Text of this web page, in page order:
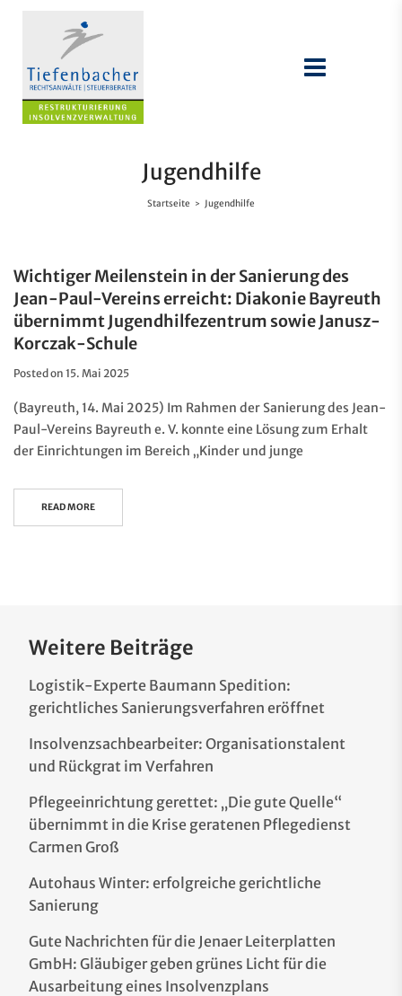
Jugendhilfe
Startseite > Jugendhilfe
Wichtiger Meilenstein in der Sanierung des
Jean-Paul-Vereins erreicht: Diakonie Bayreuth
übernimmt Jugendhilfezentrum sowie Janusz-
Korczak-Schule
Posted on 15. Mai 2025
(Bayreuth, 14. Mai 2025) Im Rahmen der Sanierung des Jean-
Paul-Vereins Bayreuth e. V. konnte eine Lösung zum Erhalt
der Einrichtungen im Bereich „Kinder und junge
READ MORE
Weitere Beiträge
Logistik-Experte Baumann Spedition:
gerichtliches Sanierungsverfahren eröffnet
Insolvenzsachbearbeiter: Organisationstalent
und Rückgrat im Verfahren
Pflegeeinrichtung gerettet: „Die gute Quelle“
übernimmt in die Krise geratenen Pflegedienst
Carmen Groß
Autohaus Winter: erfolgreiche gerichtliche
Sanierung
Gute Nachrichten für die Jenaer Leiterplatten
GmbH: Gläubiger geben grünes Licht für die
Ausarbeitung eines Insolvenzplans